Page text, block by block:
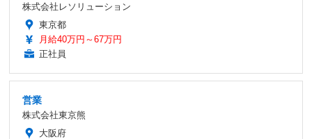
株式会社レソリューション
東京都
月給40万円～67万円
正社員
営業
株式会社東京熊
大阪府